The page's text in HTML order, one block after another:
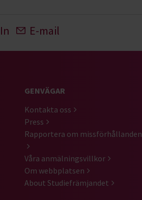
E-mail
GENVÄGAR
Kontakta oss
Press
Rapportera om missförhållanden
Våra anmälningsvillkor
Om webbplatsen
About Studiefrämjandet